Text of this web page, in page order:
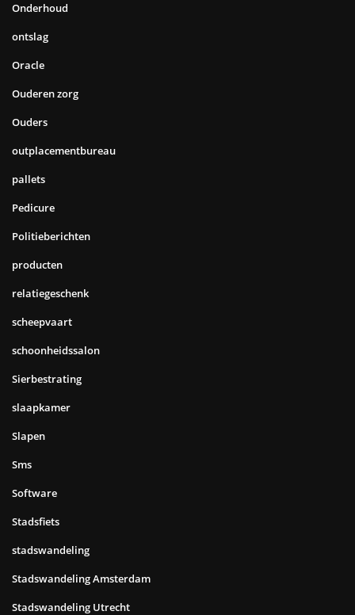
Onderhoud
ontslag
Oracle
Ouderen zorg
Ouders
outplacementbureau
pallets
Pedicure
Politieberichten
producten
relatiegeschenk
scheepvaart
schoonheidssalon
Sierbestrating
slaapkamer
Slapen
Sms
Software
Stadsfiets
stadswandeling
Stadswandeling Amsterdam
Stadswandeling Utrecht